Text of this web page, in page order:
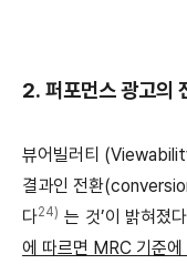
2. 퍼포먼스 광고의
뷰어빌러티
결과인 전환
다24) 는 것’이 밝혀졌
에 따르면 MRC 기준에